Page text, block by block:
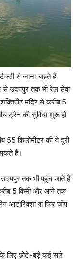
से जाना चाहते हैं
से उदयपुर तक भी रेल सेवा
मंदिर से करीब 5
ट्रेन की सुविधा शुरू हो
55 किलोमीटर की ये दूरी
हैं।
तक भी पहुंच जाते हैं
5 किमी और आगे तक
आटोरिक्शा या फिर जीप
लिए छोटे-बड़े कई सारे